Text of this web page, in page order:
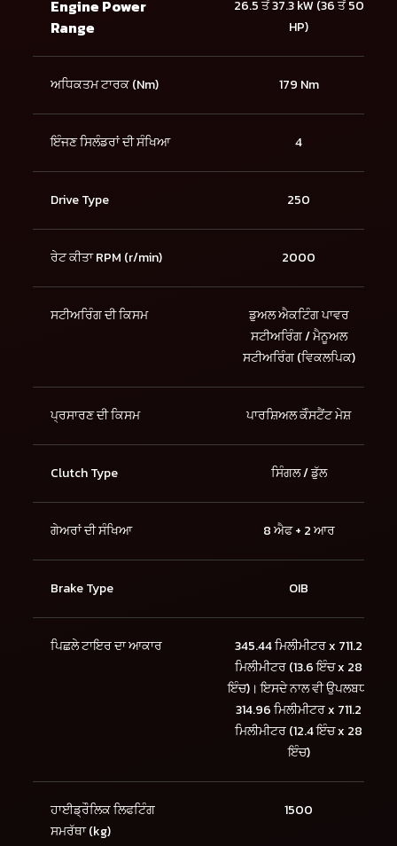
Engine Power
Range
26.5 ਤੋਂ 37.3 kW (36 ਤੋਂ 50
HP)
ਅਧਿਕਤਮ ਟਾਰਕ (Nm) 179 Nm
ਇੰਜਣ ਸਿਲੰਡਰਾਂ ਦੀ ਸੰਖਿਆ 4
Drive Type 250
ਰੇਟ ਕੀਤਾ RPM (r/min) 2000
ਸਟੀਅਰਿੰਗ ਦੀ ਕਿਸਮ
ਡੁਅਲ ਐਕਟਿੰਗ ਪਾਵਰ
ਸਟੀਅਰਿੰਗ / ਮੈਨੂਅਲ
ਸਟੀਅਰਿੰਗ (ਵਿਕਲਪਿਕ)
ਪ੍ਰਸਾਰਣ ਦੀ ਕਿਸਮ ਪਾਰਸ਼ਿਅਲ ਕੋੰਸਟੈਂਟ ਮੇਸ਼
Clutch Type ਸਿੰਗਲ / ਡੁੱਲ
ਗੇਅਰਾਂ ਦੀ ਸੰਖਿਆ 8 ਐਫ + 2 ਆਰ
Brake Type OIB
ਪਿਛਲੇ ਟਾਇਰ ਦਾ ਆਕਾਰ
345.44 ਮਿਲੀਮੀਟਰ x 711.2
ਮਿਲੀਮੀਟਰ (13.6 ਇੰਚ x 28
ਇੰਚ)। ਇਸਦੇ ਨਾਲ ਵੀ ਉਪਲਬਧ:
314.96 ਮਿਲੀਮੀਟਰ x 711.2
ਮਿਲੀਮੀਟਰ (12.4 ਇੰਚ x 28
ਇੰਚ)
ਹਾਈਡ੍ਰੌਲਿਕ ਲਿਫਟਿੰਗ
ਸਮਰੱਥਾ (kg)
1500